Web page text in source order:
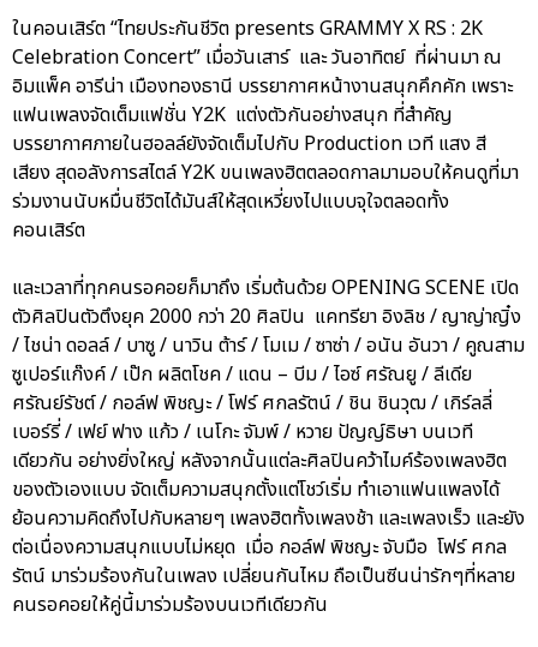
ในคอนเสิร์ต “ไทยประกันชีวิต presents GRAMMY X RS : 2K
Celebration Concert” เมื่อวันเสาร์ และ วันอาทิตย์ ที่ผ่านมา ณ
อิมแพ็ค อารีน่า เมืองทองธานี บรรยากาศหน้างานสนุกคึกคัก เพราะ
แฟนเพลงจัดเต็มแฟชั่น Y2K แต่งตัวกันอย่างสนุก ที่สำคัญ
บรรยากาศภายในฮอลล์ยังจัดเต็มไปกับ Production เวที แสง สี
เสียง สุดอลังการสไตล์ Y2K ขนเพลงฮิตตลอดกาลมามอบให้คนดูที่มา
ร่วมงานนับหมื่นชีวิตได้มันส์ให้สุดเหวี่ยงไปแบบจุใจตลอดทั้ง
คอนเสิร์ต
และเวลาที่ทุกคนรอคอยก็มาถึง เริ่มต้นด้วย OPENING SCENE เปิด
ตัวศิลปินตัวตึงยุค 2000 กว่า 20 ศิลปิน แคทรียา อิงลิช / ญาญ่าญิ๋ง
/ ไชน่า ดอลล์ / บาซู / นาวิน ต้าร์ / โมเม / ซาซ่า / อนัน อันวา / คูณสาม
ซูเปอร์แก๊งค์ / เป๊ก ผลิตโชค / แดน – บีม / ไอซ์ ศรัณยู / ลีเดีย
ศรัณย์รัชต์ / กอล์ฟ พิชญะ / โฟร์ ศกลรัตน์ / ชิน ชินวุฒ / เกิร์ลลี่
เบอร์รี่ / เฟย์ ฟาง แก้ว / เนโกะ จัมพ์ / หวาย ปัญญ์ธิษา บนเวที
เดียวกัน อย่างยิ่งใหญ่ หลังจากนั้นแต่ละศิลปินคว้าไมค์ร้องเพลงฮิต
ของตัวเองแบบ จัดเต็มความสนุกตั้งแต่โชว์เริ่ม ทำเอาแฟนแพลงได้
ย้อนความคิดถึงไปกับหลายๆ เพลงฮิตทั้งเพลงช้า และเพลงเร็ว และยัง
ต่อเนื่องความสนุกแบบไม่หยุด เมื่อ กอล์ฟ พิชญะ จับมือ โฟร์ ศกล
รัตน์ มาร่วมร้องกันในเพลง เปลี่ยนกันไหม ถือเป็นซีนน่ารักๆที่หลาย
คนรอคอยให้คู่นี้มาร่วมร้องบนเวทีเดียวกัน